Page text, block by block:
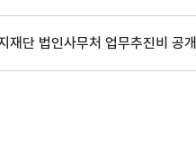
재단 법인사무처 업무추진비 공개